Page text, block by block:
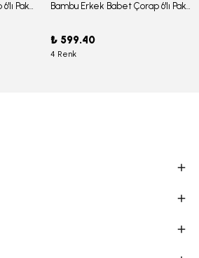
Bambu Erkek Babet Çorap 6'lı Paket - J-03 Bambu Erkek Babet Çorap 6'lı Paket -J-08
₺ 599.40
4 Renk